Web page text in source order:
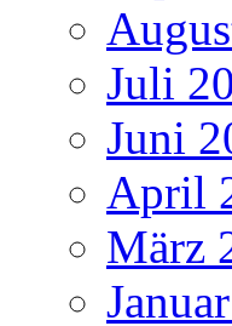
Juli
Juni
April
März